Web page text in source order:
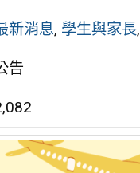
新消息, 學生與家長,
告